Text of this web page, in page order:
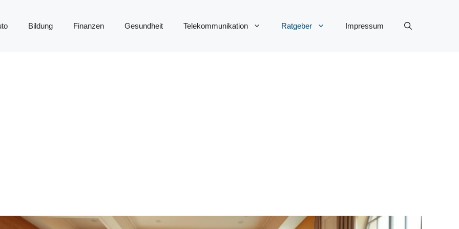
Bildung Finanzen Gesundheit Telekommunikation Ratgeber Impressum